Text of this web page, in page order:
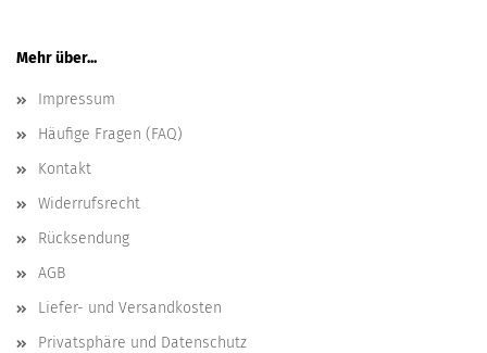
Mehr über...
Impressum
Häufige Fragen (FAQ)
Kontakt
Widerrufsrecht
Rücksendung
AGB
Liefer- und Versandkosten
Privatsphäre und Datenschutz